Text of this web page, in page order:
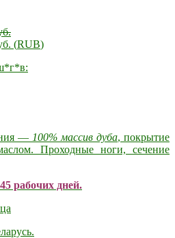
(RUB)
— 100% массив дуба, покрытие
Проходные ноги, сечение
рабочих дней.